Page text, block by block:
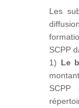
Les
SCPP
1) Le